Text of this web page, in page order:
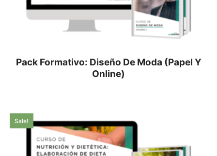
Pack Formativo: Diseño De Moda (Papel Y
Online)
Sale!